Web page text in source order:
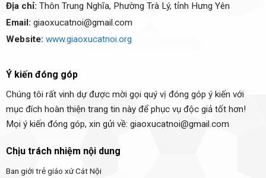
Địa chỉ: Thôn Trung Nghĩa, Phường Trà Lý, tỉnh Hưng Yên
Email: giaoxucatnoi@gmail.com
Website: www.giaoxucatnoi.org
Ý kiến đóng góp
Chúng tôi rất vinh dự được mời gọi quý vị đóng góp ý kiến với
mục đích hoàn thiện trang tin này để phục vụ độc giả tốt hơn!
Mọi ý kiến đóng góp, xin gửi về: giaoxucatnoi@gmail.com
Chịu trách nhiệm nội dung
Ban giới trẻ giáo xứ Cát Nội